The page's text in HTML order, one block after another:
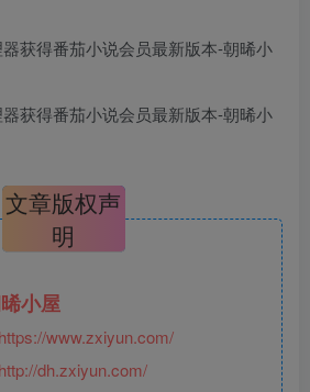
文章版权声
明
小屋
https://www.zxiyun.com/
http://dh.zxiyun.com/